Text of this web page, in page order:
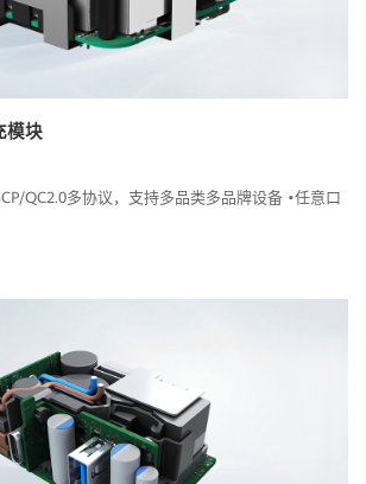
模块
QC2.0多协议，支持多品类多品牌设备 •任意口